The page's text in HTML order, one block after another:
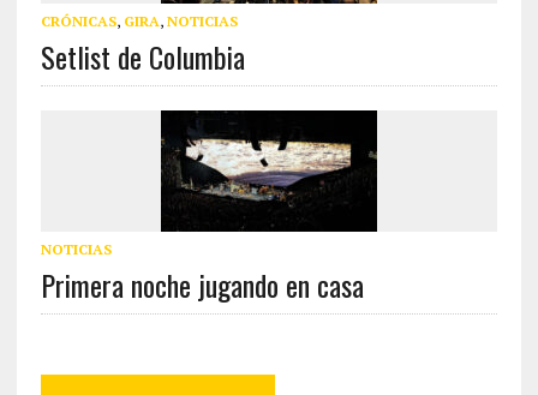
CRÓNICAS, GIRA, NOTICIAS
Setlist de Columbia
NOTICIAS
Primera noche jugando en casa